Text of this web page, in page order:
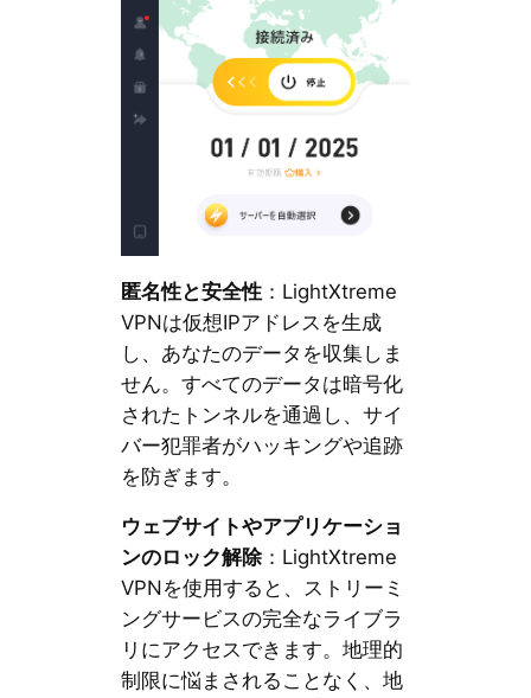
匿名性と安全性：LightXtreme
VPNは仮想IPアドレスを生成
し、あなたのデータを収集しま
せん。すべてのデータは暗号化
されたトンネルを通過し、サイ
バー犯罪者がハッキングや追跡
を防ぎます。
ウェブサイトやアプリケーショ
ンのロック解除：LightXtreme
VPNを使用すると、ストリーミ
ングサービスの完全なライブラ
リにアクセスできます。地理的
制限に悩まされることなく、地